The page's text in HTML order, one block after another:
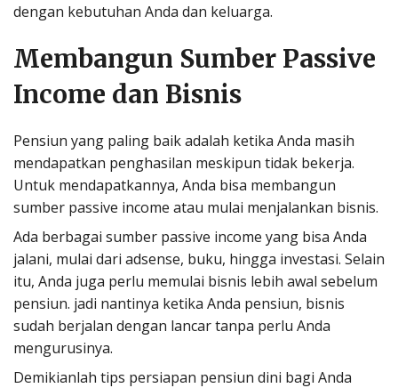
dengan kebutuhan Anda dan keluarga.
Membangun Sumber Passive
Income dan Bisnis
Pensiun yang paling baik adalah ketika Anda masih
mendapatkan penghasilan meskipun tidak bekerja.
Untuk mendapatkannya, Anda bisa membangun
sumber passive income atau mulai menjalankan bisnis.
Ada berbagai sumber passive income yang bisa Anda
jalani, mulai dari adsense, buku, hingga investasi. Selain
itu, Anda juga perlu memulai bisnis lebih awal sebelum
pensiun. jadi nantinya ketika Anda pensiun, bisnis
sudah berjalan dengan lancar tanpa perlu Anda
mengurusinya.
Demikianlah tips persiapan pensiun dini bagi Anda